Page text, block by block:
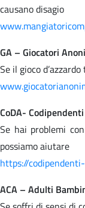
causano disagio
GA – Giocatori
Se il gioco
CoDA-
Se hai problemi
possiamo aiutare
https://
ACA – Adulti